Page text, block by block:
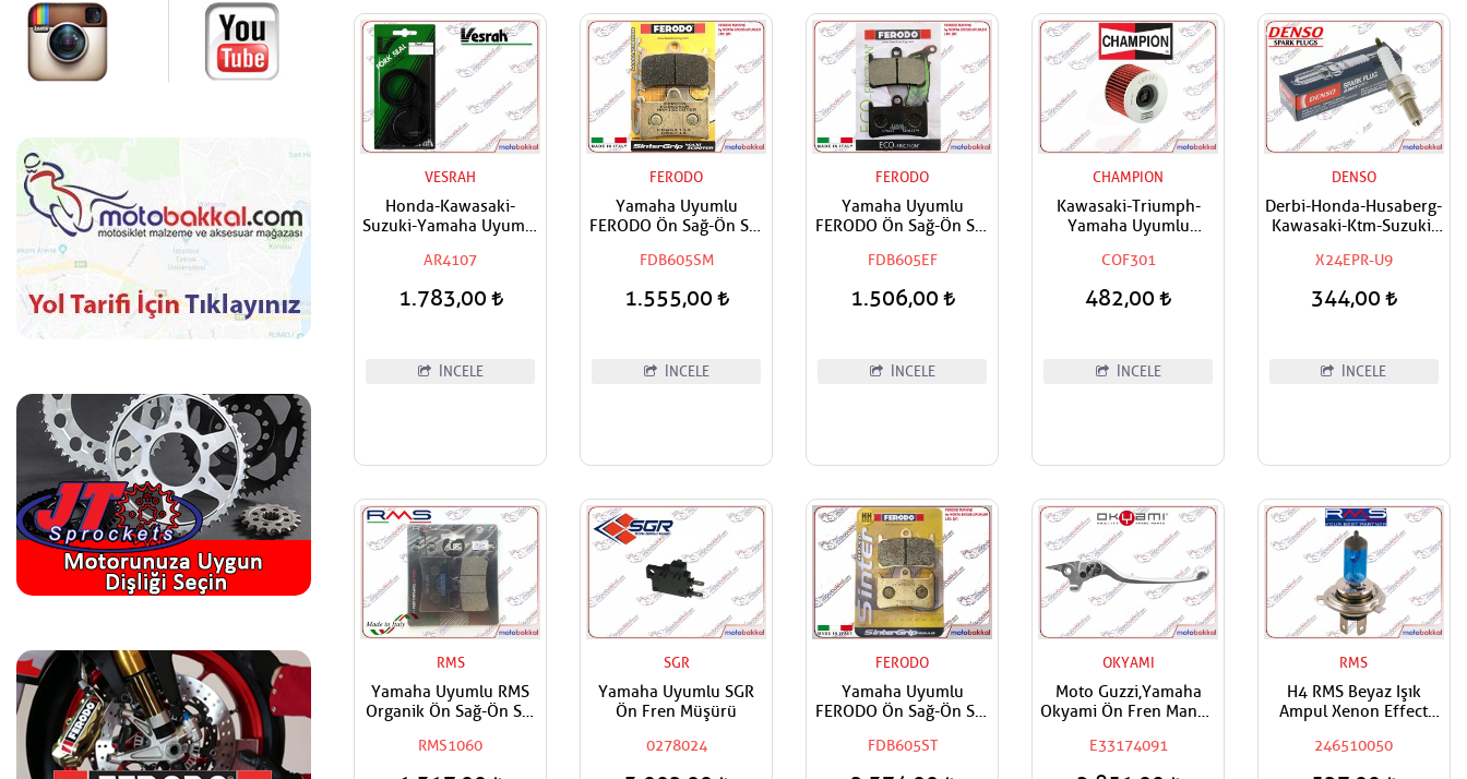
VESRAH
Honda-Kawasaki-
Suzuki-Yamaha Uyumlu
Yağ Keçesi DCY
43x55x9,5/10,5
AR4107
1.783,00
İNCELE
FERODO
Yamaha Uyumlu
FERODO Ön Sağ-Ön Sol
Balatası
FDB605SM
1.555,00
İNCELE
FERODO
Yamaha Uyumlu
FERODO Ön Sağ-Ön Sol
FDB605EF
1.506,00
İNCELE
CHAMPION
Kawasaki-Triumph-
Yamaha Uyumlu
COF301
482,00
İNCELE
DENSO
Derbi-Honda-Husaberg-
Kawasaki-Ktm-Suzuki-
Uyumlu Denso Buji
X24EPR-U9
344,00
İNCELE
RMS
Yamaha Uyumlu RMS
Organik Ön Sağ-Ön Sol
RMS1060
SGR
Yamaha Uyumlu SGR
Ön Fren Müşürü
0278024
FERODO
Yamaha Uyumlu
FERODO Ön Sağ-Ön Sol
FDB605ST
OKYAMI
Moto Guzzi,Yamaha
Okyami Ön Fren Maneti
E33174091
RMS
H4 RMS Beyaz Işık
Ampul Xenon Effect
246510050